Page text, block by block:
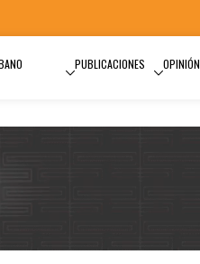
PUBLICACIONES OPINIÓN